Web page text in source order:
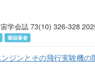
学会誌 73(10) 326-328
筆頭著者
ジンとその飛行実験機の